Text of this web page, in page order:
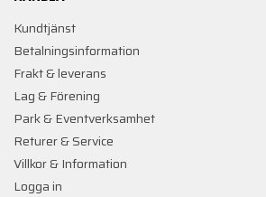
Kundtjänst
Betalningsinformation
Frakt & leverans
Lag & Förening
Park & Eventverksamhet
Returer & Service
Villkor & Information
Logga in